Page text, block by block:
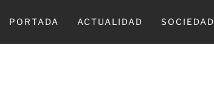
PORTADA ACTUALIDAD SOCIEDAD